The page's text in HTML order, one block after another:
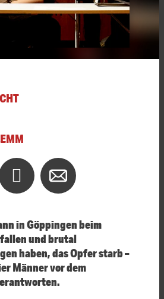
in Göppingen beim
und brutal
haben, das Opfer starb –
Männer vor dem